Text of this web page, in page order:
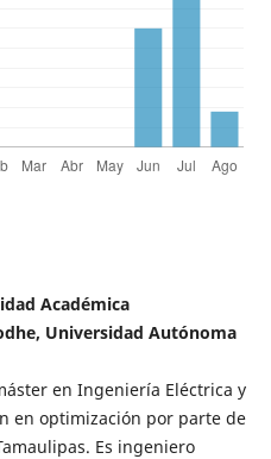
Académica
Universidad Autónoma
en Ingeniería Eléctrica y
en optimización por parte de
Es ingeniero